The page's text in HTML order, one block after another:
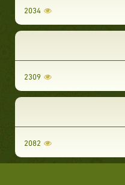
2034
2309
2082